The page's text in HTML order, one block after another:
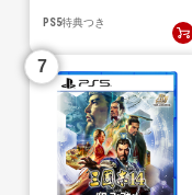
PS5特典つき